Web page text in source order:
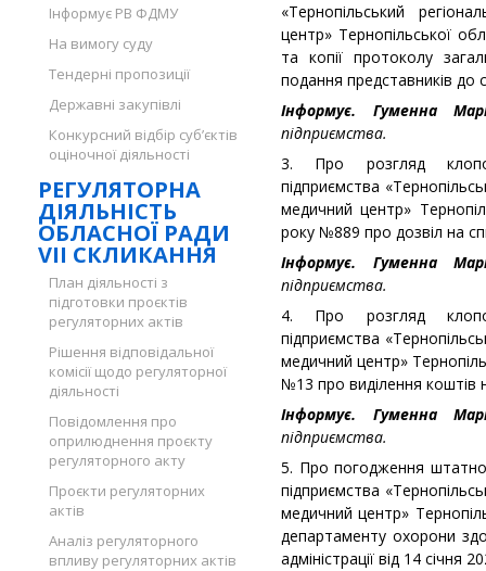
Інформує РВ ФДМУ
На вимогу суду
Тендерні пропозиції
Державні закупівлі
Конкурсний відбір суб’єктів
оціночної діяльності
РЕГУЛЯТОРНА
ДІЯЛЬНІСТЬ
ОБЛАСНОЇ РАДИ
VII СКЛИКАННЯ
План діяльності з
підготовки проєктів
регуляторних актів
Рішення відповідальної
комісії щодо регуляторної
діяльності
Повідомлення про
оприлюднення проєкту
регуляторного акту
Проєкти регуляторних
актів
Аналіз регуляторного
впливу регуляторних актів
«Тернопільський
центр» Тернопільської
та копії протоколу
подання представників до
Інформує. Гуменна
підприємства.
3. Про розгляд
підприємства
медичний центр»
року №889 про дозвіл на
Інформує. Гуменна
підприємства.
4. Про розгляд
підприємства
медичний центр»
№13 про виділення коштів
Інформує. Гуменна
підприємства.
5. Про погодження
підприємства
медичний центр»
департаменту охорони
адміністрації від 14 січня